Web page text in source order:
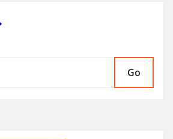
Go